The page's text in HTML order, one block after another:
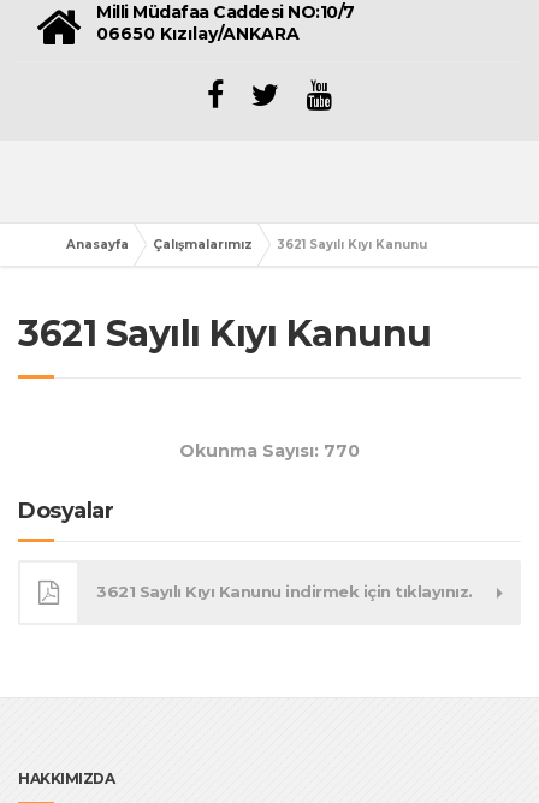
Milli Müdafaa Caddesi NO:10/7
06650 Kızılay/ANKARA
Anasayfa Çalışmalarımız 3621 Sayılı Kıyı Kanunu
3621 Sayılı Kıyı Kanunu
Okunma Sayısı: 770
Dosyalar
3621 Sayılı Kıyı Kanunu indirmek için tıklayınız.
HAKKIMIZDA